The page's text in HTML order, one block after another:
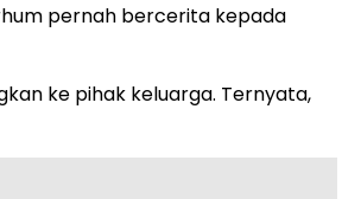
pernah bercerita kepada
ke pihak keluarga. Ternyata,